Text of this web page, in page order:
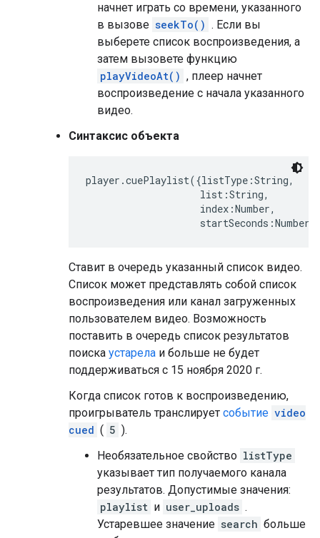
начнет играть со времени, указанного
в вызове seekTo() . Если вы
выберете список воспроизведения, а
затем вызовете функцию
playVideoAt() , плеер начнет
воспроизведение с начала указанного
видео.
Синтаксис объекта
player.cuePlaylist({listType:String,
                    list:String,
                    index:Number,
Ставит в очередь указанный список видео.
Список может представлять собой список
воспроизведения или канал загруженных
пользователем видео. Возможность
поставить в очередь список результатов
поиска устарела и больше не будет
поддерживаться с 15 ноября 2020 г.
Когда список готов к воспроизведению,
проигрыватель транслирует событие video
cued ( 5 ).
Необязательное свойство listType
указывает тип получаемого канала
результатов. Допустимые значения:
playlist и user_uploads .
Устаревшее значение search больше